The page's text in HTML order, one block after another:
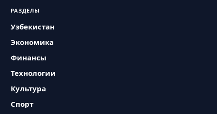
РАЗДЕЛЫ
Узбекистан
Экономика
Финансы
Технологии
Культура
Спорт